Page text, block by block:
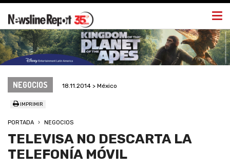
NEGOCIOS 18.11.2014 > México
IMPRIMIR
PORTADA NEGOCIOS
TELEVISA NO DESCARTA LA
TELEFONÍA MÓVIL